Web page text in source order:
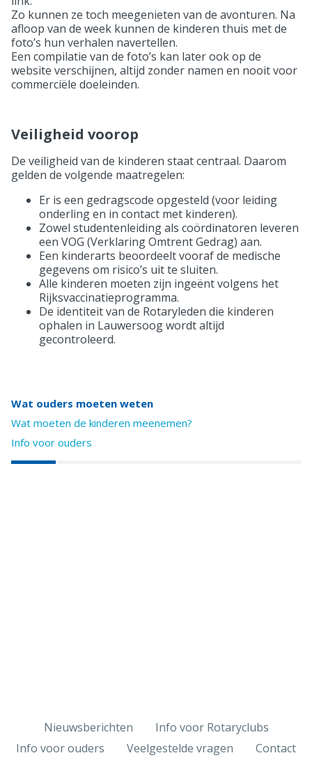
Zo kunnen ze toch meegenieten van de avonturen. Na
afloop van de week kunnen de kinderen thuis met de
foto’s hun verhalen navertellen.
Een compilatie van de foto’s kan later ook op de
website verschijnen, altijd zonder namen en nooit voor
commerciële doeleinden.
Veiligheid voorop
De veiligheid van de kinderen staat centraal. Daarom
gelden de volgende maatregelen:
Er is een gedragscode opgesteld (voor leiding
onderling en in contact met kinderen).
Zowel studentenleiding als coördinatoren leveren
een VOG (Verklaring Omtrent Gedrag) aan.
Een kinderarts beoordeelt vooraf de medische
gegevens om risico’s uit te sluiten.
Alle kinderen moeten zijn ingeënt volgens het
Rijksvaccinatieprogramma.
De identiteit van de Rotaryleden die kinderen
ophalen in Lauwersoog wordt altijd
gecontroleerd.
Wat ouders moeten weten
Wat moeten de kinderen meenemen?
Info voor ouders
Nieuwsberichten
Info voor Rotaryclubs
Info voor ouders
Veelgestelde vragen Contact